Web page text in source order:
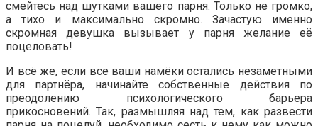
смейтесь над шутками вашего парня. Только не громко,
а тихо и максимально скромно. Зачастую именно
скромная девушка вызывает у парня желание её
поцеловать!
И всё же, если все ваши намёки остались незаметными
для партнёра, начинайте собственные действия по
преодолению психологического барьера
прикосновений. Так, размышляя над тем, как развести